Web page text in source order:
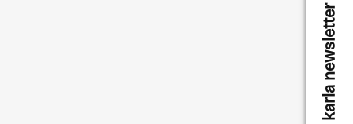
karla newsletter